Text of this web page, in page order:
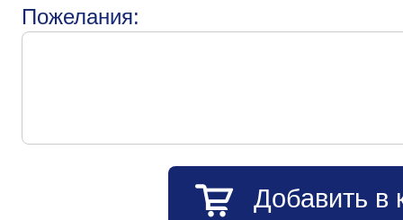
Пожелания:
Добавить в